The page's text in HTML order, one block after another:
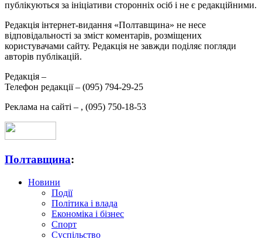
публікуються за ініціативи сторонніх осіб і не є редакційними.
Редакція інтернет-видання «Полтавщина» не несе
відповідальності за зміст коментарів, розміщених
користувачами сайту. Редакція не завжди поділяє погляди
авторів публікацій.
Редакція –
Телефон редакції – (095) 794-29-25
Реклама на сайті – , (095) 750-18-53
Полтавщина:
Новини
Події
Політика і влада
Економіка і бізнес
Спорт
Суспільство